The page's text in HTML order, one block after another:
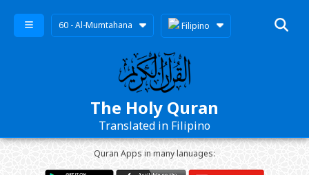
60 - Al-Mumtahana Filipino
The Holy Quran
Translated in Filipino
Quran Apps in many lanuages: